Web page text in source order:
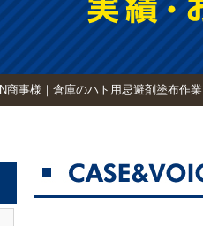
N商事様｜倉庫のハト用忌避剤塗布作業